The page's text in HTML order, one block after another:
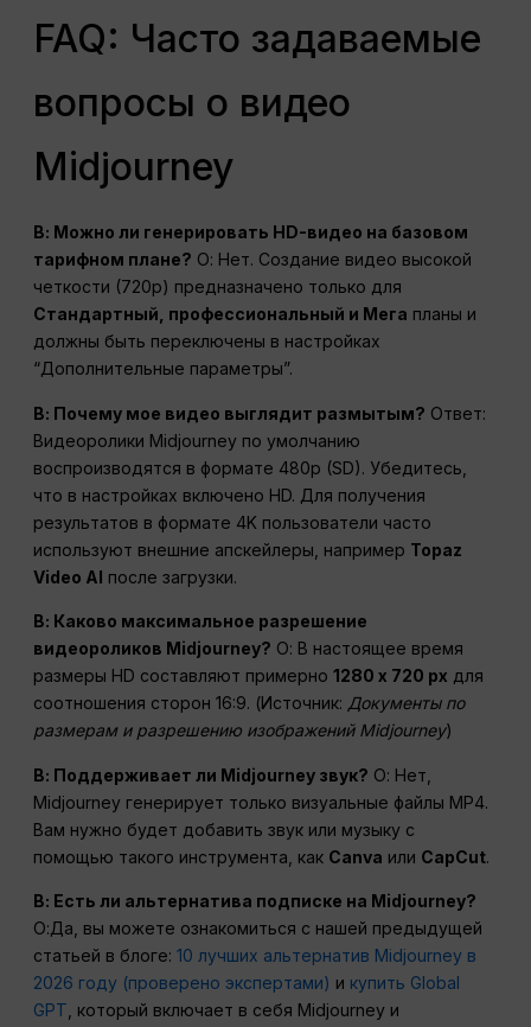
FAQ: Часто задаваемые
вопросы о видео
Midjourney
В: Можно ли генерировать HD-видео на базовом
тарифном плане? О: Нет. Создание видео высокой
четкости (720p) предназначено только для
Стандартный, профессиональный и Мега планы и
должны быть переключены в настройках
“Дополнительные параметры”.
В: Почему мое видео выглядит размытым? Ответ:
Видеоролики Midjourney по умолчанию
воспроизводятся в формате 480p (SD). Убедитесь,
что в настройках включено HD. Для получения
результатов в формате 4K пользователи часто
используют внешние апскейлеры, например Topaz
Video AI после загрузки.
В: Каково максимальное разрешение
видеороликов Midjourney? О: В настоящее время
размеры HD составляют примерно1280 x 720 px для
соотношения сторон 16:9. (Источник: Документы по
размерам и разрешению изображений Midjourney)
В: Поддерживает ли Midjourney звук? О: Нет,
Midjourney генерирует только визуальные файлы MP4.
Вам нужно будет добавить звук или музыку с
помощью такого инструмента, как Canva или CapCut.
В: Есть ли альтернатива подписке на Midjourney?
О:Да, вы можете ознакомиться с нашей предыдущей
статьей в блоге: 10 лучших альтернатив Midjourney в
2026 году (проверено экспертами) и купить Global
GPT , который включает в себя Midjourney и